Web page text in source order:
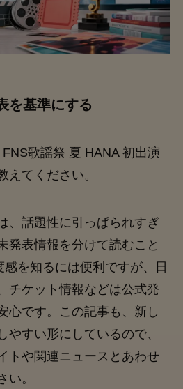
を基準にする
歌謡祭 夏 HANA 初出演
えてください。
、話題性に引っぱられすぎ
発表情報を分けて読むこと
を知るには便利ですが、日
チケット情報などは公式発
心です。この記事も、新し
やすい形にしているので、
トや関連ニュースとあわせ
い。